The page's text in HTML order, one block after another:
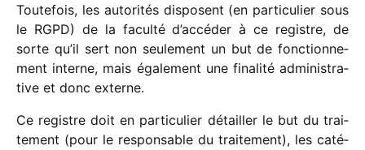
Toutefois, les auto­ri­tés disposent (en parti­cu­lier sous
le RGPD) de la faculté d’accéder à ce registre, de
sorte qu’il sert non seule­ment un but de fonc­tion­ne­
ment interne, mais égale­ment une fina­lité admi­nis­tra­
tive et donc externe.
Ce registre doit en parti­cu­lier détailler le but du trai­
te­ment (pour le respon­sable du trai­te­ment), les caté­